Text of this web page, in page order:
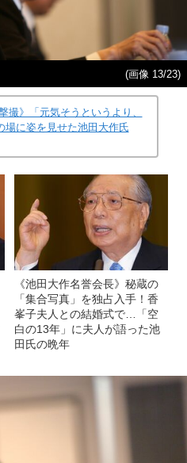
(画像 13/23)
撮》「元気そうというより、
に姿を見せた池田大作氏
《池田大作名誉会長》秘蔵の
「集合写真」を独占入手！香
峯子夫人との結婚式で…「空
白の13年」に夫人が語った池
田氏の晩年